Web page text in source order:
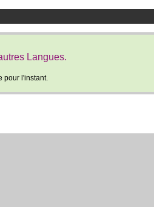
Langues.
pour l'instant.